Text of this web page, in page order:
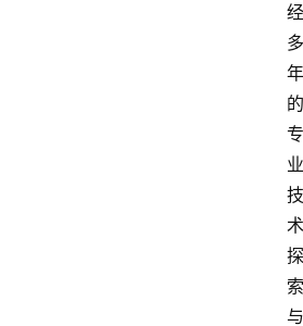
经
多
年
的
专
业
技
术
探
索
与